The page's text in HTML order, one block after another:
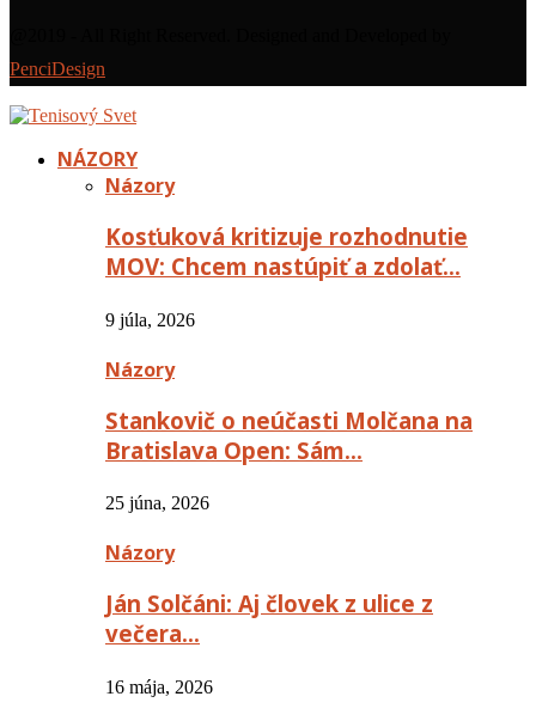
PenciDesign
NÁZORY
Názory
Kosťuková kritizuje rozhodnutie
MOV: Chcem nastúpiť a zdolať…
9 júla, 2026
Názory
Stankovič o neúčasti Molčana na
Bratislava Open: Sám…
25 júna, 2026
Názory
Ján Solčáni: Aj človek z ulice z
večera…
16 mája, 2026